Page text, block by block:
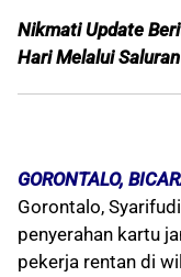
Nikmati Update
Hari Melalui S
GORONTALO,
Gorontalo,
penyerahan kartu
pekerja rentan di